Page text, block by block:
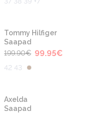
-50%
Tommy Hilfiger
Saapad
199.90€ 99.95€
42 43
-50%
Axelda
Saapad